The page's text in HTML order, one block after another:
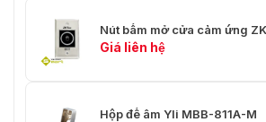
Nút bấm mở cửa cảm ứng
Giá liên hệ
Hộp đế âm Yli MBB-811A-M